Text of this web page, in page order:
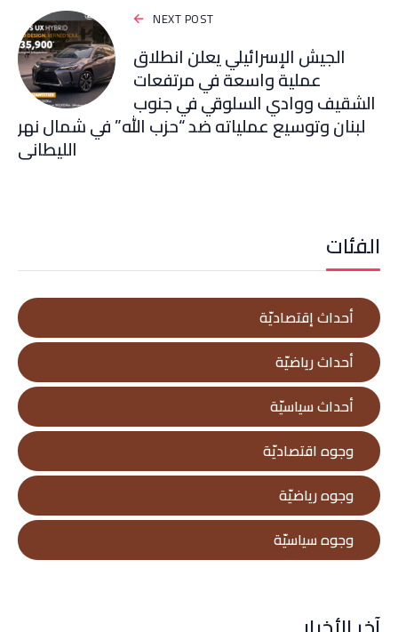
NEXT POST
الجيش الإسرائيلي يعلن انطلاق
عملية واسعة في مرتفعات
الشقيف ووادي السلوقي في جنوب
لبنان وتوسيع عملياته ضد “حزب الله” في شمال نهر
الليطاني
الفئات
أحداث إقتصاديّة
أحداث رياضيّة
أحداث سياسيّة
وجوه اقتصاديّة
وجوه رياضيّة
وجوه سياسيّة